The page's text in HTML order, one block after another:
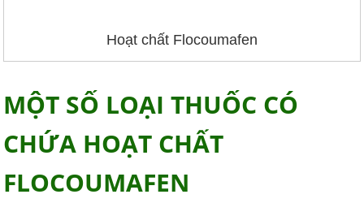
Hoạt chất Flocoumafen
MỘT SỐ LOẠI THUỐC CÓ
CHỨA HOẠT CHẤT
FLOCOUMAFEN